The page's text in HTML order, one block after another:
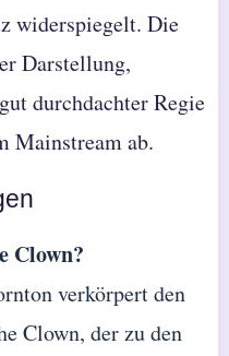
widerspiegelt. Die
Darstellung,
durchdachter Regie
Mainstream ab.
Clown?
verkörpert den
Clown, der zu den